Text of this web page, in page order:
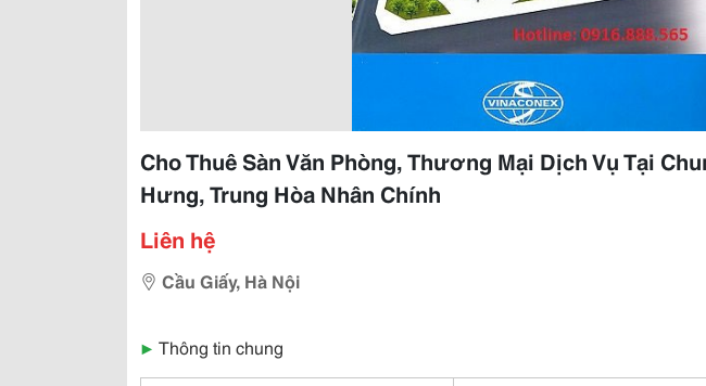
Cho Thuê Sàn Văn Phòng, Thương Mại Dịch Vụ Tại
Hưng, Trung Hòa Nhân Chính
Liên hệ
Cầu Giấy, Hà Nội
▶ Thông tin chung